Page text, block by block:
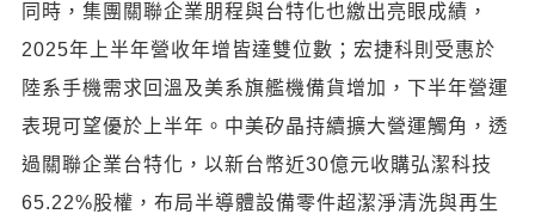
同時，集團關聯企業朋程與台特化也繳出亮眼成績，
2025年上半年營收年增皆達雙位數；宏捷科則受惠於
陸系手機需求回溫及美系旗艦機備貨增加，下半年營運
表現可望優於上半年。中美矽晶持續擴大營運觸角，透
過關聯企業台特化，以新台幣近30億元收購弘潔科技
65.22%股權，布局半導體設備零件超潔淨清洗與再生